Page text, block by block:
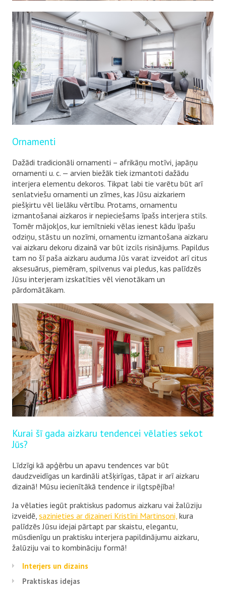
Interjers un dizains
Praktiskas idejas
Ornamenti
Dažādi tradicionāli ornamenti – afrikāņu motīvi, japāņu
ornamenti u. c. — arvien biežāk tiek izmantoti dažādu
interjera elementu dekoros. Tikpat labi tie varētu būt arī
senlatviešu ornamenti un zīmes, kas Jūsu aizkariem
piešķirtu vēl lielāku vērtību. Protams, ornamentu
izmantošanai aizkaros ir nepieciešams īpašs interjera stils.
Tomēr mājokļos, kur iemītnieki vēlas ienest kādu īpašu
odziņu, stāstu un nozīmi, ornamentu izmantošana aizkaru
vai aizkaru dekoru dizainā var būt izcils risinājums. Papildus
tam no šī paša aizkaru auduma Jūs varat izveidot arī citus
aksesuārus, piemēram, spilvenus vai pledus, kas palīdzēs
Jūsu interjeram izskatīties vēl vienotākam un
pārdomātākam.
Kurai šī gada aizkaru tendencei vēlaties sekot
Jūs?
Līdzīgi kā apģērbu un apavu tendences var būt
daudzveidīgas un kardināli atšķirīgas, tāpat ir arī aizkaru
dizainā! Mūsu iecienītākā tendence ir ilgtspējība!
Ja vēlaties iegūt praktiskus padomus aizkaru vai žalūziju
izveidē,sazinieties ar dizaineri Kristīni Martinsoni, kura
palīdzēs Jūsu idejai pārtapt par skaistu, elegantu,
mūsdienīgu un praktisku interjera papildinājumu aizkaru,
žalūziju vai to kombināciju formā!